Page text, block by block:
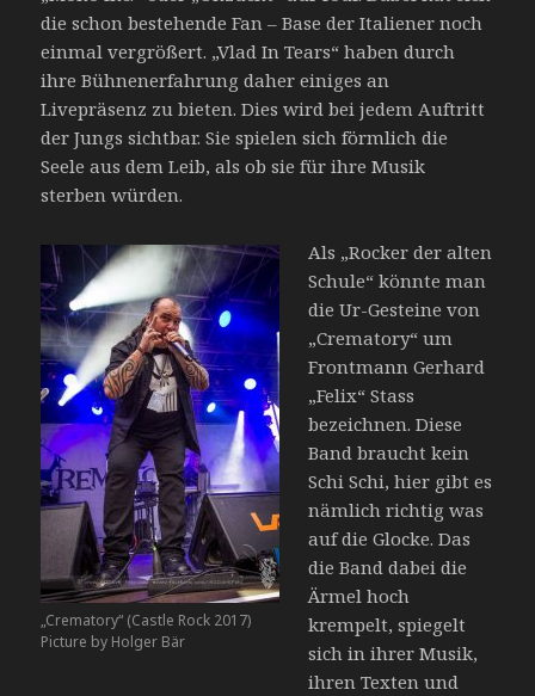
die schon bestehende Fan – Base der Italiener noch
einmal vergrößert. „Vlad In Tears“ haben durch
ihre Bühnenerfahrung daher einiges an
Livepräsenz zu bieten. Dies wird bei jedem Auftritt
der Jungs sichtbar. Sie spielen sich förmlich die
Seele aus dem Leib, als ob sie für ihre Musik
sterben würden.
„Crematory“ (Castle Rock 2017)
Picture by Holger Bär
Als „Rocker der alten
Schule“ könnte man
die Ur-Gesteine von
„Crematory“ um
Frontmann Gerhard
„Felix“ Stass
bezeichnen. Diese
Band braucht kein
Schi Schi, hier gibt es
nämlich richtig was
auf die Glocke. Das
die Band dabei die
Ärmel hoch
krempelt, spiegelt
sich in ihrer Musik,
ihren Texten und